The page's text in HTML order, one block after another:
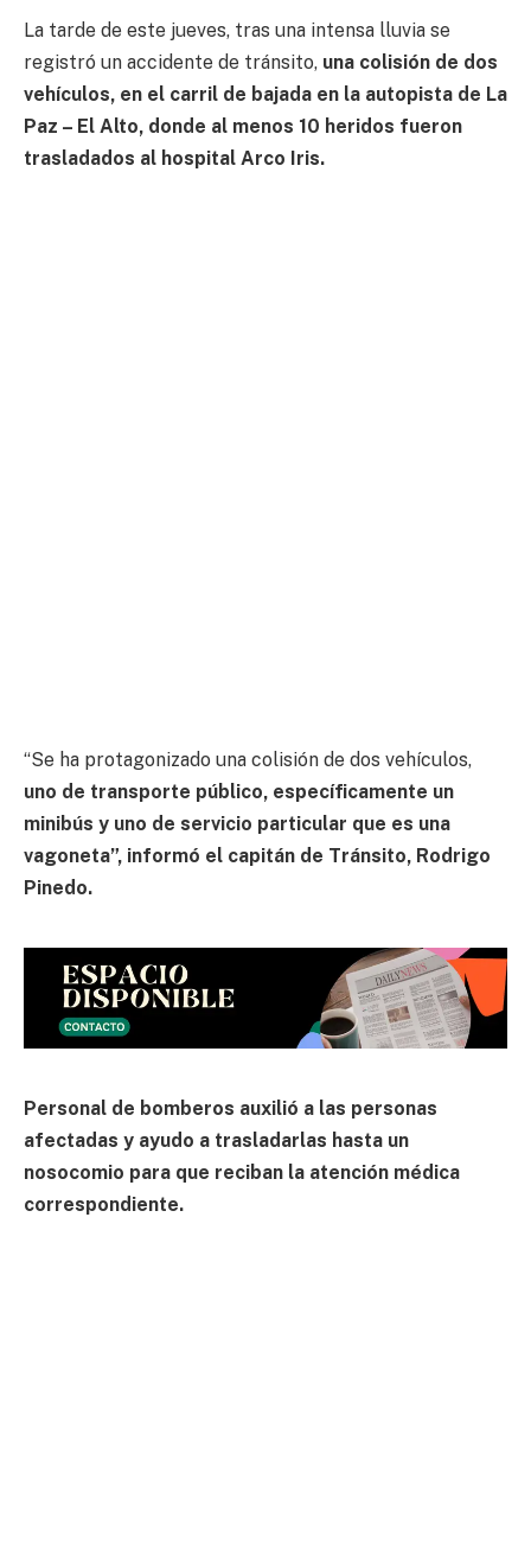
La tarde de este jueves, tras una intensa lluvia se
registró un accidente de tránsito, una colisión de dos
vehículos, en el carril de bajada en la autopista de La
Paz – El Alto, donde al menos 10 heridos fueron
trasladados al hospital Arco Iris.
“Se ha protagonizado una colisión de dos vehículos,
uno de transporte público, específicamente un
minibús y uno de servicio particular que es una
vagoneta”, informó el capitán de Tránsito, Rodrigo
Pinedo.
Personal de bomberos auxilió a las personas
afectadas y ayudo a trasladarlas hasta un
nosocomio para que reciban la atención médica
correspondiente.